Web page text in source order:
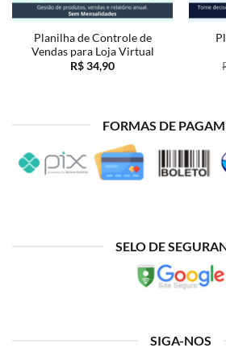
Planilha de Controle de
Vendas para Loja Virtual
R$34,90
FORMAS DE
SELO DE
SIGA-NOS